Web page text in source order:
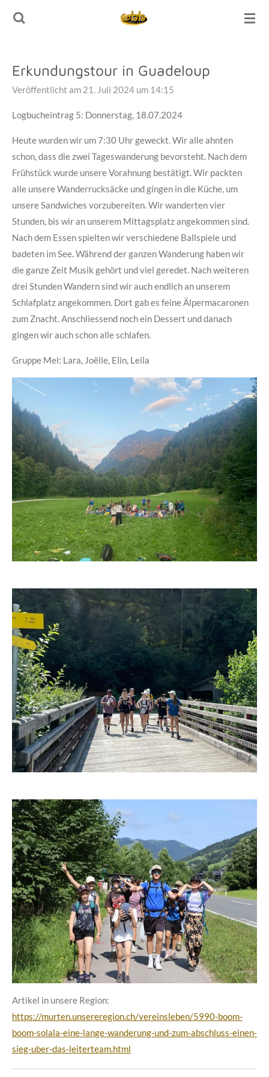
Zum
Erkundungstour in Guadeloup
Veröffentlicht am 21. Juli 2024 um 14:15
Logbucheintrag 5: Donnerstag, 18.07.2024
Heute wurden wir um 7:30 Uhr geweckt. Wir alle ahnten
schon, dass die zwei Tageswanderung bevorsteht. Nach dem
Frühstück wurde unsere Vorahnung bestätigt. Wir packten
alle unsere Wanderrucksäcke und gingen in die Küche, um
unsere Sandwiches vorzubereiten. Wir wanderten vier
Stunden, bis wir an unserem Mittagsplatz angekommen sind.
Nach dem Essen spielten wir verschiedene Ballspiele und
badeten im See. Während der ganzen Wanderung haben wir
die ganze Zeit Musik gehört und viel geredet. Nach weiteren
drei Stunden Wandern sind wir auch endlich an unserem
Schlafplatz angekommen. Dort gab es feine Älpermacaronen
zum Znacht. Anschliessend noch ein Dessert und danach
gingen wir auch schon alle schlafen.
Gruppe Mel: Lara, Joëlle, Elin, Leila
Artikel in unsere Region:
https://murten.unsereregion.ch/vereinsleben/5990-boom-
boom-solala-eine-lange-wanderung-und-zum-abschluss-einen-
sieg-uber-das-leiterteam.html